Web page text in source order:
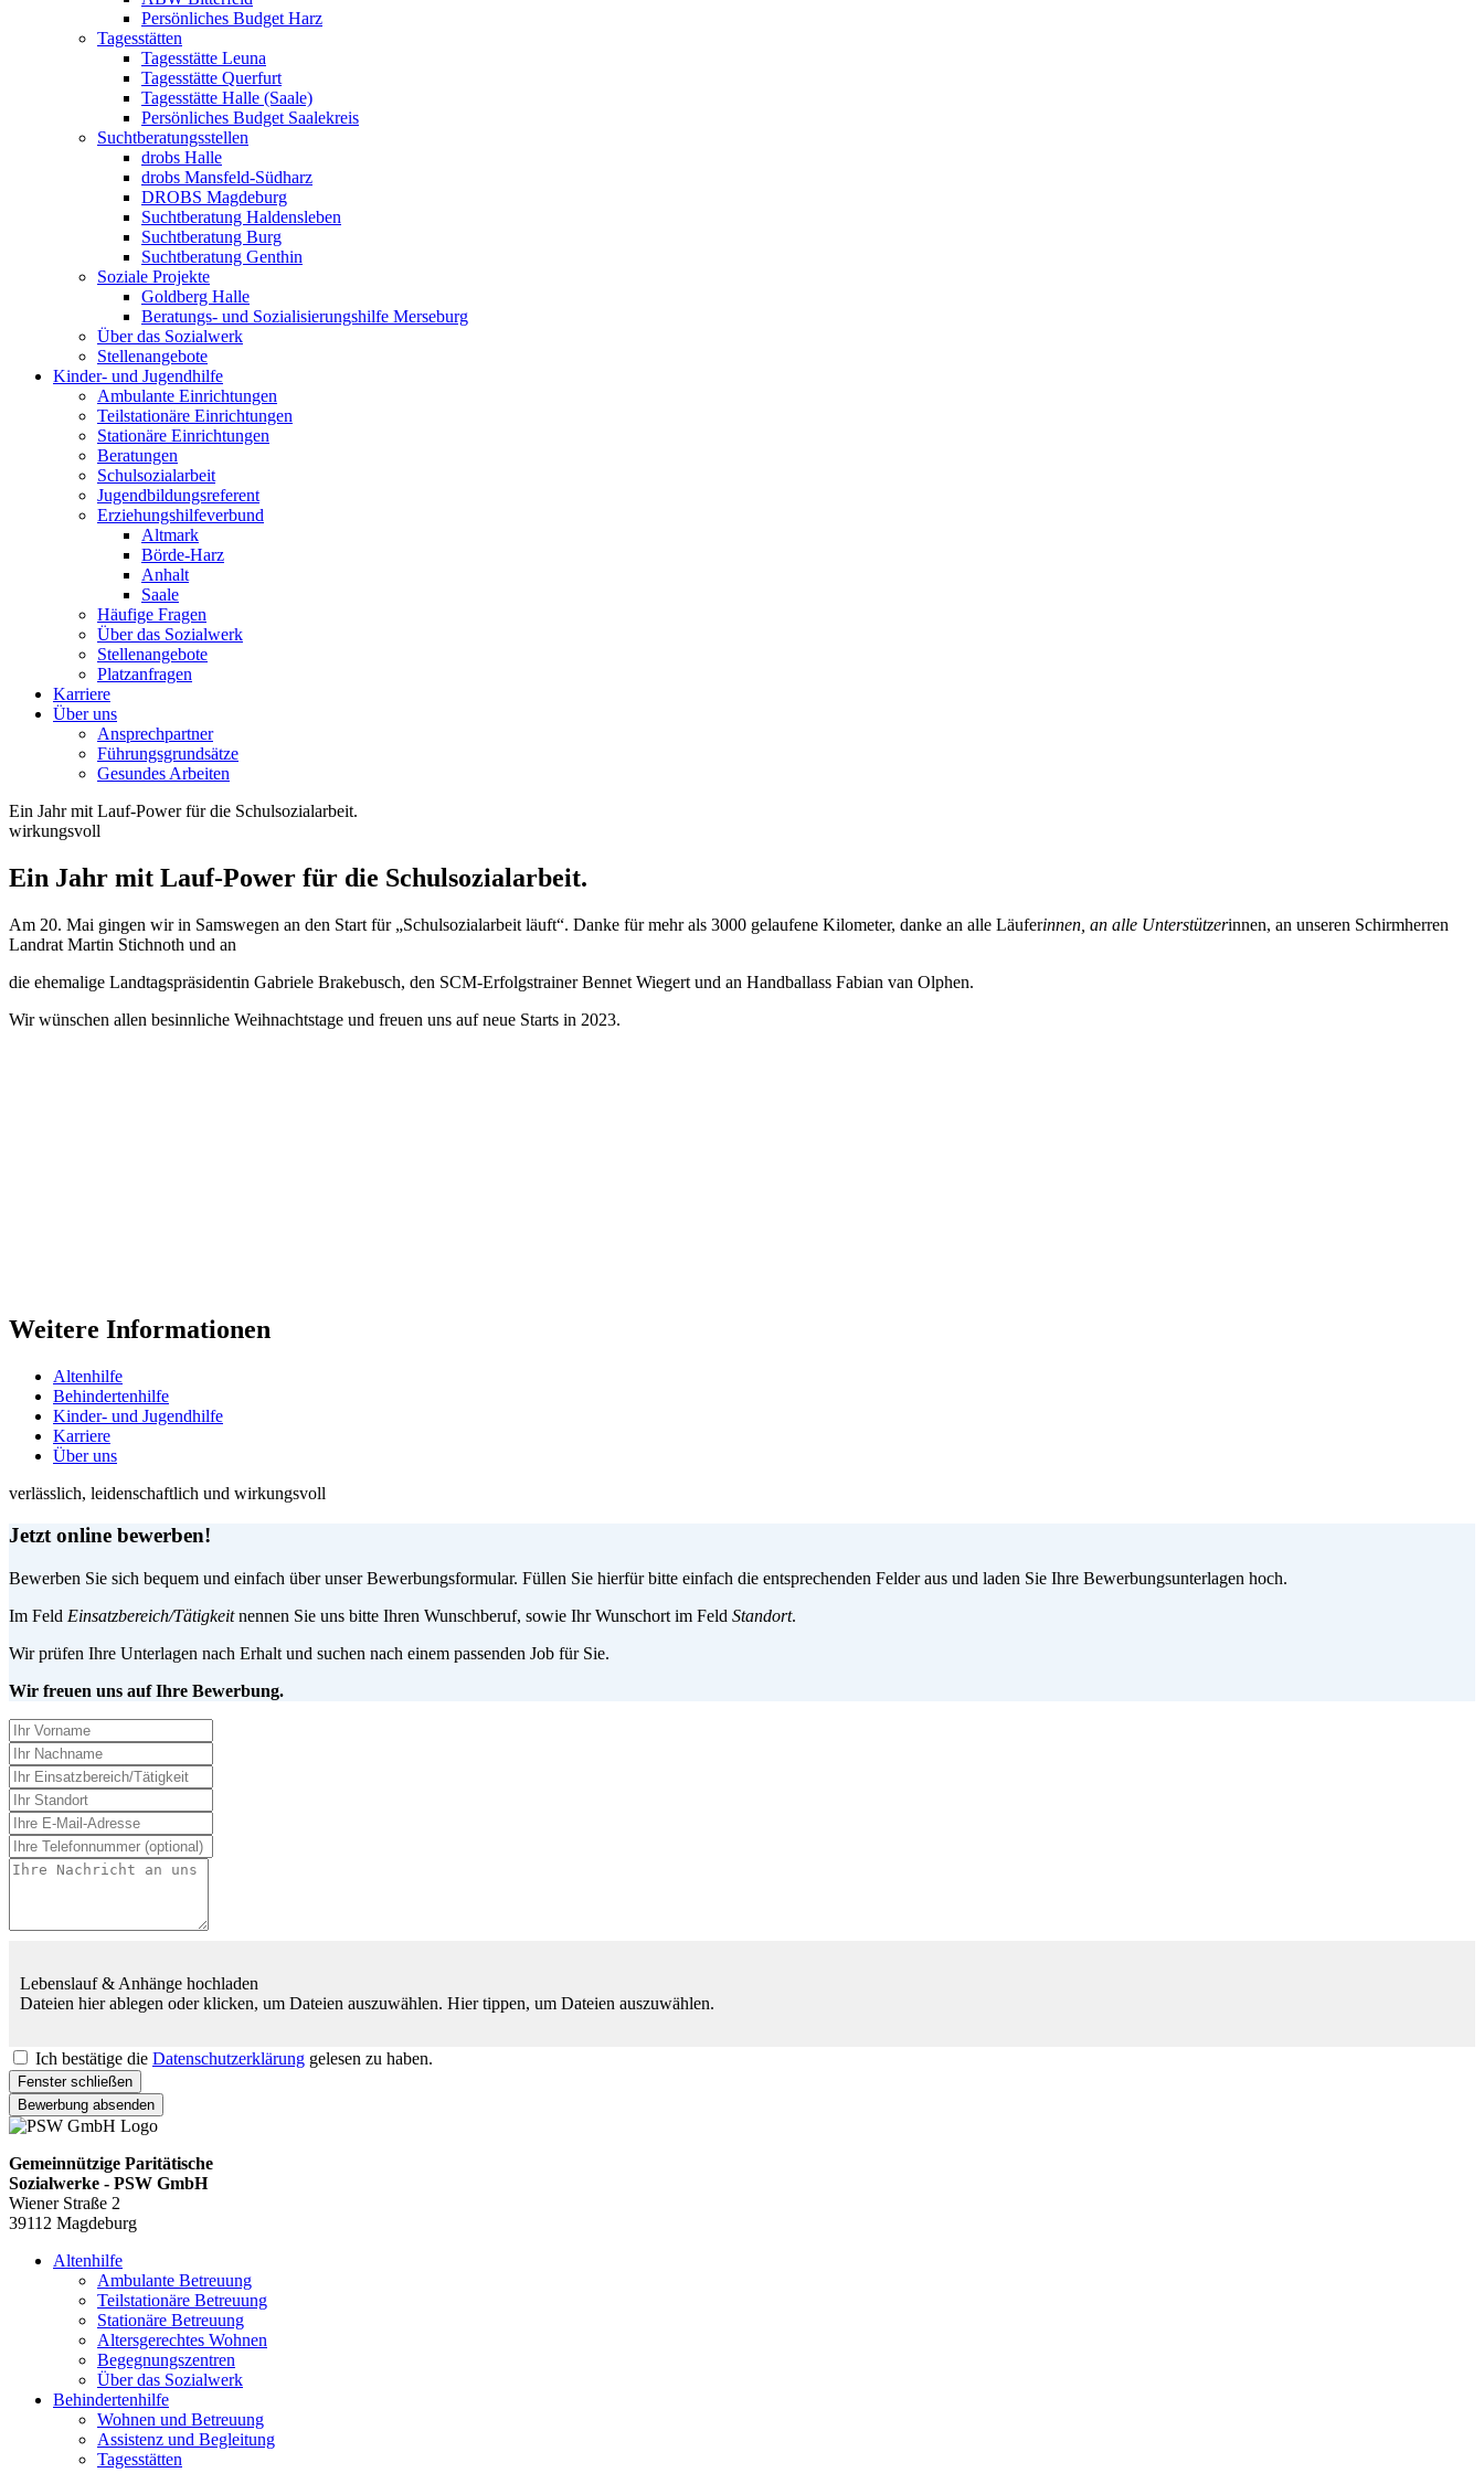
Persönliches Budget Harz
Tagesstätten
Tagesstätte Leuna
Tagesstätte Querfurt
Tagesstätte Halle (Saale)
Persönliches Budget Saalekreis
Suchtberatungsstellen
drobs Halle
drobs Mansfeld-Südharz
DROBS Magdeburg
Suchtberatung Haldensleben
Suchtberatung Burg
Suchtberatung Genthin
Soziale Projekte
Goldberg Halle
Beratungs- und Sozialisierungshilfe Merseburg
Über das Sozialwerk
Stellenangebote
Kinder- und Jugendhilfe
Ambulante Einrichtungen
Teilstationäre Einrichtungen
Stationäre Einrichtungen
Beratungen
Schulsozialarbeit
Jugendbildungsreferent
Erziehungshilfeverbund
Altmark
Börde-Harz
Anhalt
Saale
Häufige Fragen
Über das Sozialwerk
Stellenangebote
Platzanfragen
Karriere
Über uns
Ansprechpartner
Führungsgrundsätze
Gesundes Arbeiten
Ein Jahr mit Lauf-Power für die Schulsozialarbeit.
wirkungsvoll
Ein Jahr mit Lauf-Power für die Schulsozialarbeit.
Am 20. Mai gingen wir in Samswegen an den Start für „Schulsozialarbeit läuft“. Danke für mehr als 3000 gelaufene Kilometer, danke an alle Läuferinnen, an alle Unterstützerinnen, an unseren Schirmherren
Landrat Martin Stichnoth und an
die ehemalige Landtagspräsidentin Gabriele Brakebusch, den SCM-Erfolgstrainer Bennet Wiegert und an Handballass Fabian van Olphen.
Wir wünschen allen besinnliche Weihnachtstage und freuen uns auf neue Starts in 2023.
Weitere Informationen
Altenhilfe
Behindertenhilfe
Kinder- und Jugendhilfe
Karriere
Über uns
verlässlich, leidenschaftlich und wirkungsvoll
Jetzt online bewerben!
Bewerben Sie sich bequem und einfach über unser Bewerbungsformular. Füllen Sie hierfür bitte einfach die entsprechenden Felder aus und laden Sie Ihre Bewerbungsunterlagen hoch.
Im Feld Einsatzbereich/Tätigkeitnennen Sie uns bitte Ihren Wunschberuf, sowie Ihr Wunschort im Feld Standort.
Wir prüfen Ihre Unterlagen nach Erhalt und suchen nach einem passenden Job für Sie.
Wir freuen uns auf Ihre Bewerbung.
Lebenslauf & Anhänge hochladen
Dateien hier ablegen oder klicken, um Dateien auszuwählen. Hier tippen, um Dateien auszuwählen.
Ich bestätige die Datenschutzerklärung gelesen zu haben.
Fenster schließen
Bewerbung absenden
Gemeinnützige Paritätische
Sozialwerke - PSW GmbH
Wiener Straße 2
39112 Magdeburg
Altenhilfe
Ambulante Betreuung
Teilstationäre Betreuung
Stationäre Betreuung
Altersgerechtes Wohnen
Begegnungszentren
Über das Sozialwerk
Behindertenhilfe
Wohnen und Betreuung
Assistenz und Begleitung
Tagesstätten